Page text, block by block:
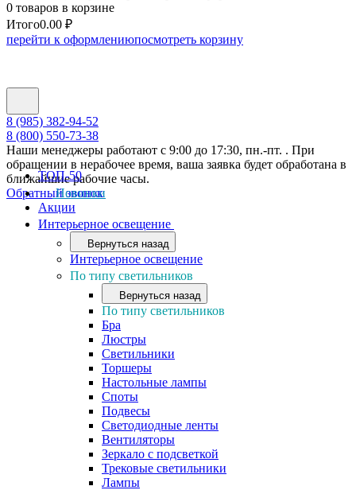
0 товаров в корзине
Итого0.00 ₽
перейти к оформлениюпосмотреть корзину
8 (985) 382-94-52
8 (800) 550-73-38
Наши менеджеры работают с 9:00 до 17:30, пн.-пт. . При
обращении в нерабочее время, ваша заявка будет обработана в
ближайшие рабочие часы.
Обратный звонок
ТОП-50
Новинки
Акции
Интерьерное освещение
Вернуться назад
Интерьерное освещение
По типу светильников
Вернуться назад
По типу светильников
Бра
Люстры
Светильники
Торшеры
Настольные лампы
Споты
Подвесы
Светодиодные ленты
Вентиляторы
Зеркало с подсветкой
Трековые светильники
Лампы